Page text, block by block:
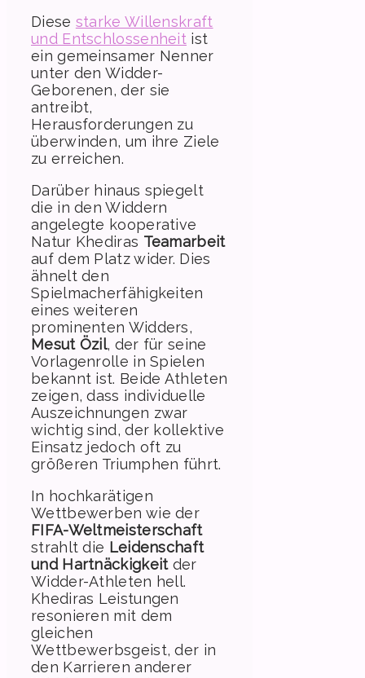
Diese starke Willenskraft
und Entschlossenheit ist
ein gemeinsamer Nenner
unter den Widder-
Geborenen, der sie
antreibt,
Herausforderungen zu
überwinden, um ihre Ziele
zu erreichen.
Darüber hinaus spiegelt
die in den Widdern
angelegte kooperative
Natur Khediras Teamarbeit
auf dem Platz wider. Dies
ähnelt den
Spielmacherfähigkeiten
eines weiteren
prominenten Widders,
Mesut Özil, der für seine
Vorlagenrolle in Spielen
bekannt ist. Beide Athleten
zeigen, dass individuelle
Auszeichnungen zwar
wichtig sind, der kollektive
Einsatz jedoch oft zu
größeren Triumphen führt.
In hochkarätigen
Wettbewerben wie der
FIFA-Weltmeisterschaft
strahlt die Leidenschaft
und Hartnäckigkeitder
Widder-Athleten hell.
Khediras Leistungen
resonieren mit dem
gleichen
Wettbewerbsgeist, der in
den Karrieren anderer